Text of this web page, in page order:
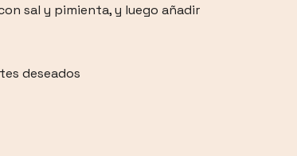
sal y pimienta, y luego añadir
deseados